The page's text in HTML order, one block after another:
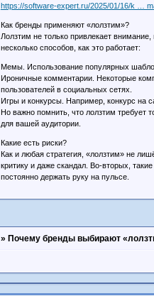
https://software-expert.ru/2025/01/16/k …
Как бренды применяют «лолзтим»?
Лолзтим не только привлекает
несколько способов, как это работает:
Мемы. Использование популярных
Ироничные комментарии. Некоторые
пользователей в социальных сетях.
Игры и конкурсы. Например, конкурс
Но важно помнить, что лолзтим
для вашей аудитории.
Какие есть риски?
Как и любая стратегия, «лолзтим» не
критику и даже скандал. Во-вторых,
постоянно держать руку на пульсе.
» Почему бренды выбирают